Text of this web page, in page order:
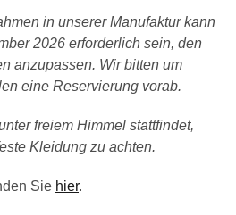
in unserer Manufaktur kann
2026 erforderlich sein, den
anzupassen. Wir bitten um
eine Reservierung vorab.
freiem Himmel stattfindet,
Kleidung zu achten.
Sie hier.